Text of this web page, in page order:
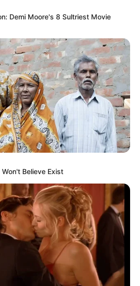
Demi Moore's 8 Sultriest Movie
Believe Exist